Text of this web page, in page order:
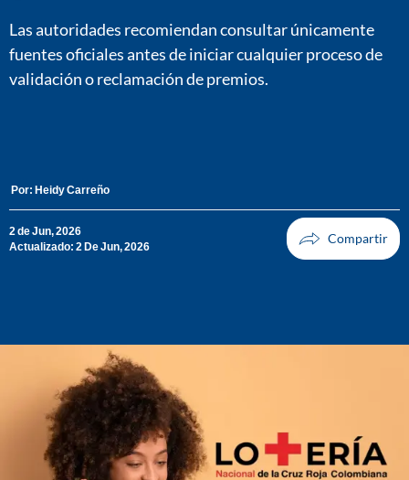
Las autoridades recomiendan consultar únicamente
fuentes oficiales antes de iniciar cualquier proceso de
validación o reclamación de premios.
Por: Heidy Carreño
2 de Jun, 2026
Actualizado: 2 De Jun, 2026